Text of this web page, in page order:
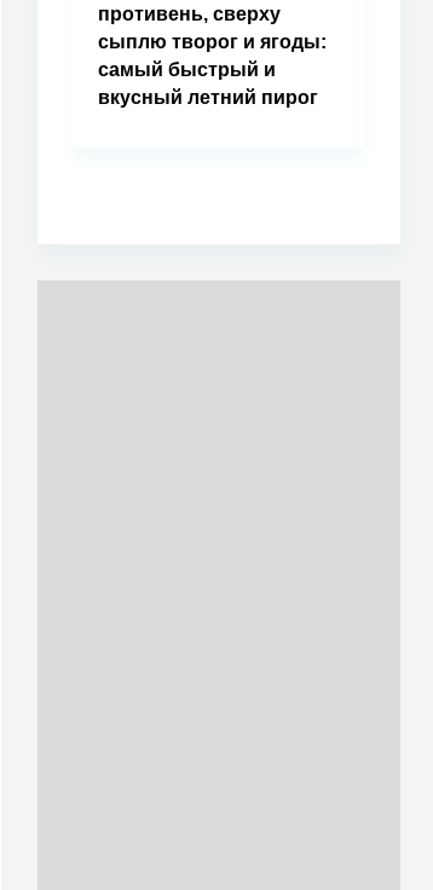
противень, сверху
сыплю творог и ягоды:
самый быстрый и
вкусный летний пирог